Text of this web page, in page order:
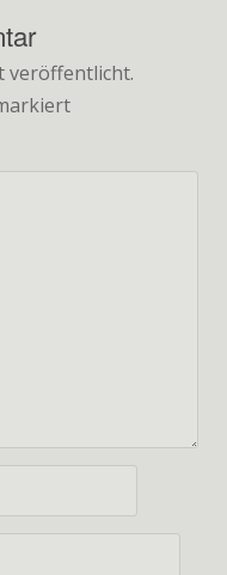
veröffentlicht.